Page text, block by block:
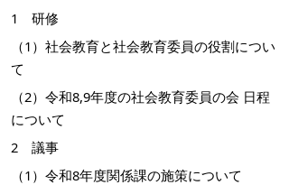
1 研修
（1）社会教育と社会教育委員の役割につい
て
（2）令和8,9年度の社会教育委員の会 日程
について
2 議事
（1）令和8年度関係課の施策について